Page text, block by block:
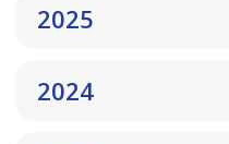
2025
2024